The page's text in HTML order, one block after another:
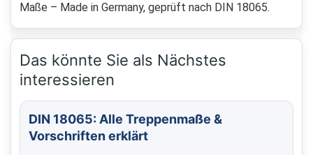
Maße – Made in Germany, geprüft nach DIN 18065.
Das könnte Sie als Nächstes
interessieren
DIN 18065: Alle Treppenmaße &
Vorschriften erklärt